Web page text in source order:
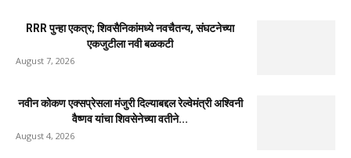
RRR पुन्हा एकत्र; शिवसैनिकांमध्ये नवचैतन्य, संघटनेच्या
एकजुटीला नवी बळकटी
August 7, 2026
नवीन कोकण एक्सप्रेसला मंजुरी दिल्याबद्दल रेल्वेमंत्री अश्विनी
वैष्णव यांचा शिवसेनेच्या वतीने...
August 4, 2026